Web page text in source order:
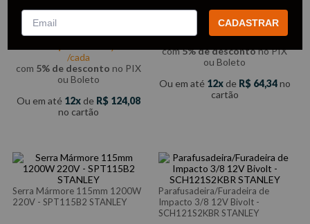
Furadeira/Parafusadeira
Brushless e Bolsa com Rodas -
R$1.414,55
/cada
com 5% de desconto no PIX
ou Boleto
Ou em até 12 de R$ 124,08
no cartão
Por:R$ 733,48/cada
com5% de descontono PIX
ou Boleto
Ou em até 12 de R$ 64,34no
cartão
Serra Mármore 115mm 1200W
220V - SPT115B2 STANLEY
Parafusadeira/Furadeira de
Impacto 3/8 12V Bivolt -
SCH121S2KBR STANLEY
CADASTRAR